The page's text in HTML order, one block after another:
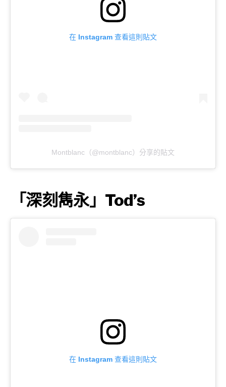
在 Instagram 查看這則貼文
Montblanc（@montblanc）分享的貼文
「深刻雋永」Tod’s
在 Instagram 查看這則貼文